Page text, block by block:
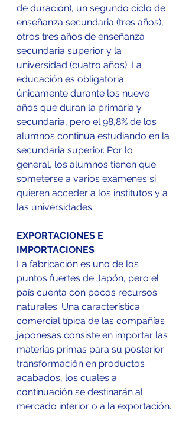
de duración), un segundo ciclo de
enseñanza secundaria (tres años),
otros tres años de enseñanza
secundaria superior y la
universidad (cuatro años). La
educación es obligatoria
únicamente durante los nueve
años que duran la primaria y
secundaria, pero el 98,8% de los
alumnos continúa estudiando en la
secundaria superior. Por lo
general, los alumnos tienen que
someterse a varios exámenes si
quieren acceder a los institutos y a
las universidades.
EXPORTACIONES E
IMPORTACIONES
La fabricación es uno de los
puntos fuertes de Japón, pero el
país cuenta con pocos recursos
naturales. Una característica
comercial típica de las compañías
japonesas consiste en importar las
materias primas para su posterior
transformación en productos
acabados, los cuales a
continuación se destinarán al
mercado interior o a la exportación.